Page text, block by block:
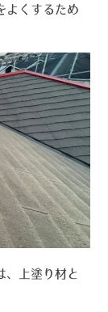
よくするため
、上塗り材と